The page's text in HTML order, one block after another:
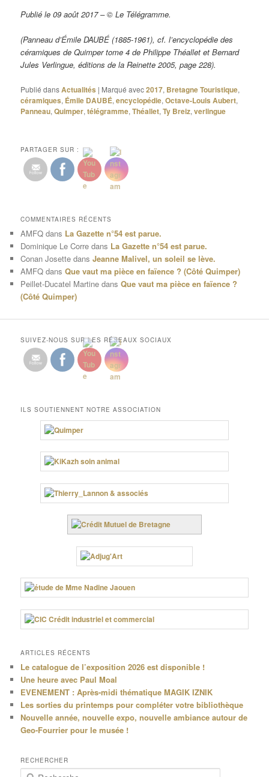
Publié le 09 août 2017 – © Le Télégramme.
(Panneau d’Émile DAUBÉ (1885-1961), cf. l’encyclopédie des
céramiques de Quimper tome 4 de Philippe Théallet et Bernard
Jules Verlingue, éditions de la Reinette 2005, page 228).
Publié dansActualités | Marqué avec2017, Bretagne Touristique,
céramiques, Émile DAUBÉ,encyclopédie,Octave-Louis Aubert,
Panneau,Quimper,télégramme,Théallet,Ty Breiz,verlingue
PARTAGER SUR :
COMMENTAIRES RÉCENTS
AMFQ dans La Gazette n°54 est parue.
Dominique Le Corre dans La Gazette n°54 est parue.
Conan Josette dansJeanne Malivel, un soleil se lève.
AMFQ dansQue vaut ma pièce en faïence ? (Côté Quimper)
Peillet-Ducatel Martine dansQue vaut ma pièce en faïence ?
(Côté Quimper)
SUIVEZ-NOUS SUR LES RÉSEAUX SOCIAUX
ILS SOUTIENNENT NOTRE ASSOCIATION
ARTICLES RÉCENTS
Le catalogue de l’exposition 2026 est disponible !
Une heure avec Paul Moal
EVENEMENT : Après-midi thématique MAGIK IZNIK
Les sorties du printemps pour compléter votre bibliothèque
Nouvelle année, nouvelle expo, nouvelle ambiance autour de
Geo-Fourrier pour le musée !
RECHERCHER